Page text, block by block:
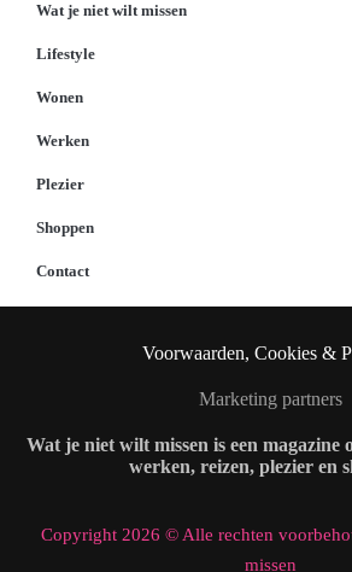
Wat je niet wilt missen
Lifestyle
Wonen
Werken
Plezier
Shoppen
Contact
Voorwaarden, Cookies &
Marketing partners
Wat je niet wilt missen is een magazine
werken, reizen, plezier en
Copyright 2026 © Alle rechten
missen